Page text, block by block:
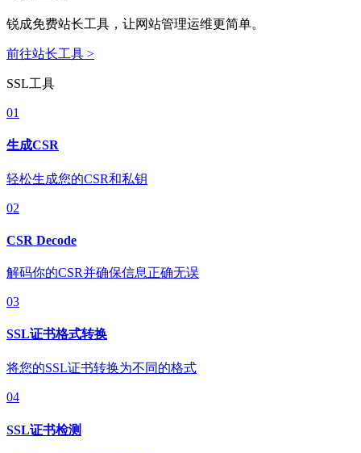
锐成免费站长工具，让网站管理运维更简单。
前往站长工具 >
SSL工具
01
生成CSR
轻松生成您的CSR和私钥
02
CSR Decode
解码你的CSR并确保信息正确无误
03
SSL证书格式转换
将您的SSL证书转换为不同的格式
04
SSL证书检测